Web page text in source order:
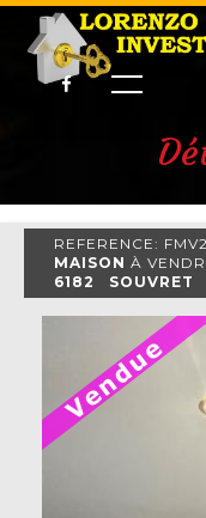
REFERENCE:
MAISON À
6182 SOUVRET